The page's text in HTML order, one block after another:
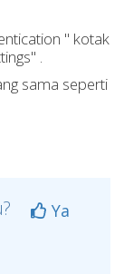
" kotak
.
sama seperti
Ya